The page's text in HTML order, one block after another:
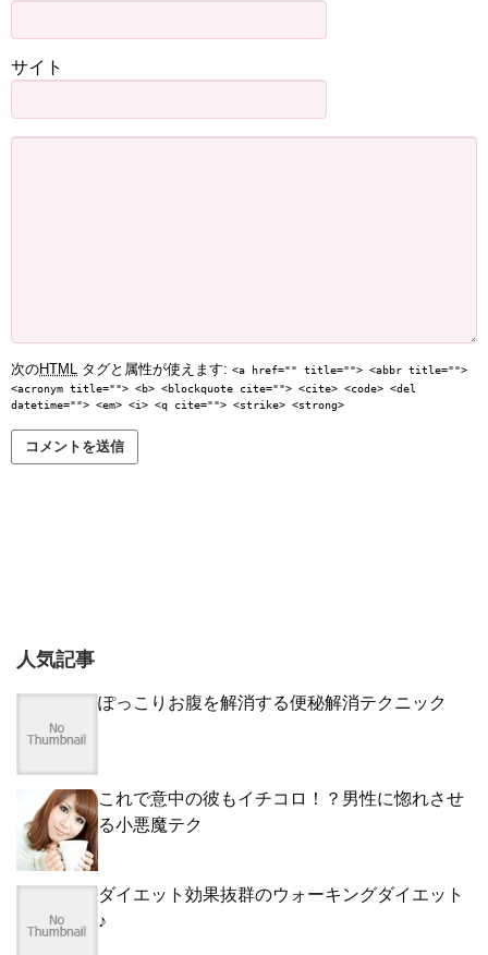
サイト
次のHTML タグと属性が使えます: <a href="" title=""> <abbr title="">
<acronym title=""> <b> <blockquote cite=""> <cite> <code> <del
datetime=""> <em> <i> <q cite=""> <strike> <strong>
人気記事
ぽっこりお腹を解消する便秘解消テクニック
これで意中の彼もイチコロ！？男性に惚れさせ
る小悪魔テク
ダイエット効果抜群のウォーキングダイエット
♪